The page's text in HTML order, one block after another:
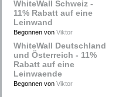
WhiteWall Schweiz -
11% Rabatt auf eine
Leinwand
Begonnen von Viktor
WhiteWall Deutschland
und Österreich - 11%
Rabatt auf eine
Leinwaende
Begonnen von Viktor